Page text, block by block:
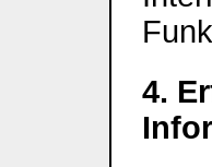
4.